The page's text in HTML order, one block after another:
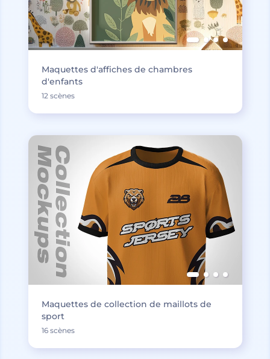
Maquettes d'affiches de chambres
d'enfants
12 scènes
Maquettes de collection de maillots de
sport
16 scènes